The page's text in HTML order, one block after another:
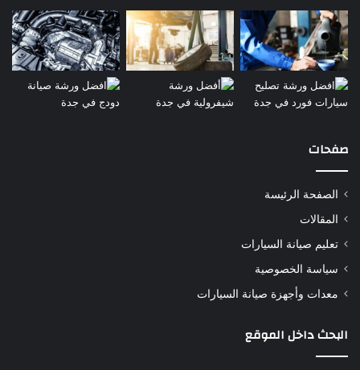
صفحات
الصفحة الرئيسة
المقالات
تعليم صيانة السيارات
سياسة الخصوصية
معدات وأجهزة صيانة السيارات
البحث داخل الموقع